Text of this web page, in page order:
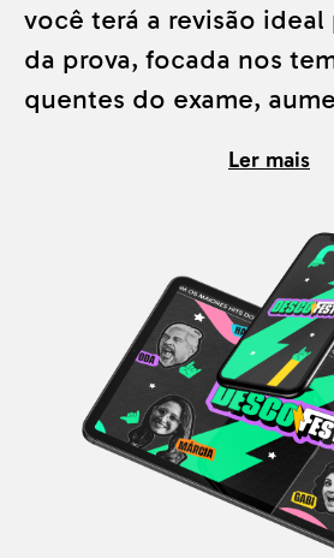
você terá a revisão ideal
da prova, focada nos
quentes do exame,
eficiente, já que os
ENEM e estão em
vem sendo destaque na
como mostrou amatéria
sobre a reta final do
Com uma compreensão
temas mais frequentes
pronto para enfrentar o
Ler mais